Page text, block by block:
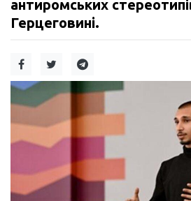
антиромських
Герцеговині.